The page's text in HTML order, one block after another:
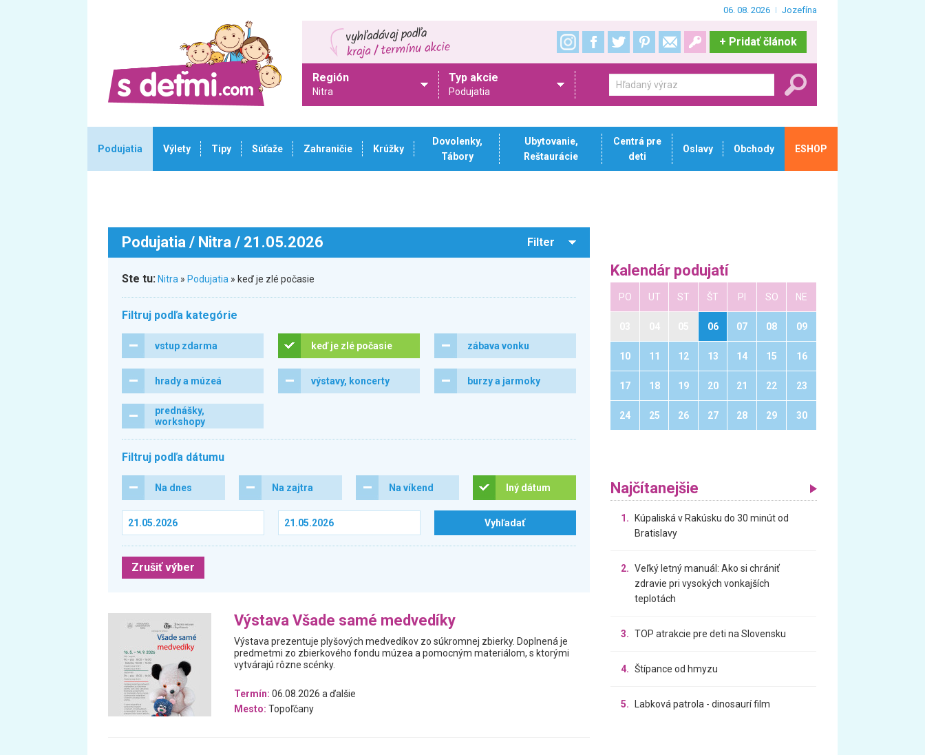
06. 08. 2026 Jozefína
+ Pridať článok
Región
Nitra
Typ akcie
Podujatia
Podujatia Výlety Tipy Súťaže Zahraničie Krúžky
Dovolenky,
Tábory
Ubytovanie,
Reštaurácie
Centrá pre
deti
Oslavy Obchody ESHOP
Podujatia / Nitra / 21.05.2026 Filter
Ste tu: Nitra » Podujatia » keď je zlé počasie
Filtruj podľa kategórie
vstup zdarma keď je zlé počasie zábava vonku
hrady a múzeá výstavy, koncerty burzy a jarmoky
prednášky,
workshopy
Filtruj podľa dátumu
Na dnes Na zajtra Na víkend Iný dátum
Zrušiť výber
Výstava Všade samé medvedíky
Výstava prezentuje plyšových medvedíkov zo súkromnej zbierky. Doplnená je
predmetmi zo zbierkového fondu múzea a pomocným materiálom, s ktorými
vytvárajú rôzne scénky.
Termín: 06.08.2026 a ďalšie
Mesto: Topoľčany
Kalendár podujatí
PO UT ST ŠT PI SO NE
06 07 08 09
10 11 12 13 14 15 16
17 18 19 20 21 22 23
24 25 26 27 28 29 30
Najčítanejšie
1.
Kúpaliská v Rakúsku do 30 minút od
Bratislavy
2. Veľký letný manuál: Ako si chrániť
zdravie pri vysokých vonkajších
teplotách
3. TOP atrakcie pre deti na Slovensku
4. Štípance od hmyzu
5. Labková patrola - dinosaurí film